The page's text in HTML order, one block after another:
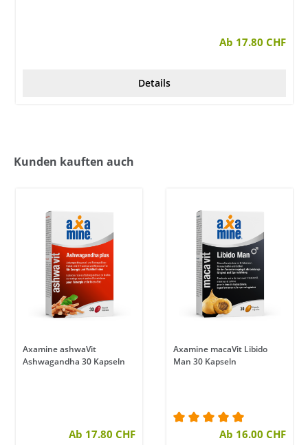
Ab 17.80 CHF
Details
Kunden kauften auch
von 5 von 5 Sternen
Axamine ashwaVit
Ashwagandha 30 Kapseln
Ab 17.80 CHF
Axamine macaVit Libido
Man 30 Kapseln
Durchschnittliche
Ab 16.00 CHF